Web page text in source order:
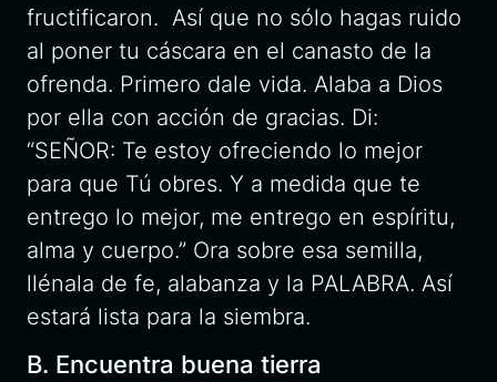
fructificaron. Así que no sólo hagas ruido
al poner tu cáscara en el canasto de la
ofrenda. Primero dale vida. Alaba a Dios
por ella con acción de gracias. Di:
“SEÑOR: Te estoy ofreciendo lo mejor
para que Tú obres. Y a medida que te
entrego lo mejor, me entrego en espíritu,
alma y cuerpo.” Ora sobre esa semilla,
llénala de fe, alabanza y la PALABRA. Así
estará lista para la siembra.
B. Encuentra buena tierra